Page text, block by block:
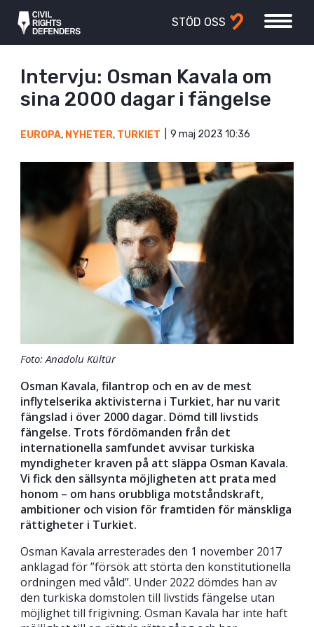
STÖD OSS
Intervju: Osman Kavala om
sina 2000 dagar i fängelse
EUROPA, NYHETER, TURKIET 9 maj 2023 10:36
Foto: Anadolu Kültür
Osman Kavala, filantrop och en av de mest
inflytelserika aktivisterna i Turkiet, har nu varit
fängslad i över 2000 dagar. Dömd till livstids
fängelse. Trots fördömanden från det
internationella samfundet avvisar turkiska
myndigheter kraven på att släppa Osman Kavala.
Vi fick den sällsynta möjligheten att prata med
honom – om hans orubbliga motståndskraft,
ambitioner och vision för framtiden för mänskliga
rättigheter i Turkiet.
Osman Kavala arresterades den 1 november 2017
anklagad för ”försök att störta den konstitutionella
ordningen med våld”. Under 2022 dömdes han av
den turkiska domstolen till livstids fängelse utan
möjlighet till frigivning. Osman Kavala har inte haft